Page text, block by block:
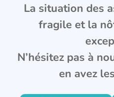
La situation des
fragile et la
N’hésitez pas à
en avez